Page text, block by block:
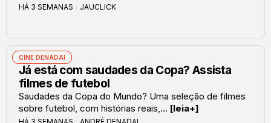
HÁ 3 SEMANAS JAUCLICK
CINE DENADAI
Já está com saudades da Copa? Assista
filmes de futebol
Saudades da Copa do Mundo? Uma seleção de filmes
sobre futebol, com histórias reais,... [leia+]